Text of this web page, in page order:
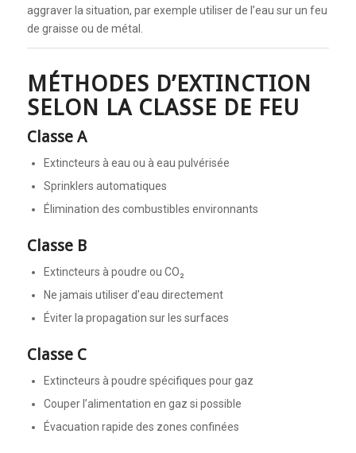
aggraver la situation, par exemple utiliser de l’eau sur un feu
de graisse ou de métal.
MÉTHODES D’EXTINCTION
SELON LA CLASSE DE FEU
Classe A
Extincteurs à eau ou à eau pulvérisée
Sprinklers automatiques
Élimination des combustibles environnants
Classe B
Extincteurs à poudre ou CO₂
Ne jamais utiliser d’eau directement
Éviter la propagation sur les surfaces
Classe C
Extincteurs à poudre spécifiques pour gaz
Couper l’alimentation en gaz si possible
Évacuation rapide des zones confinées